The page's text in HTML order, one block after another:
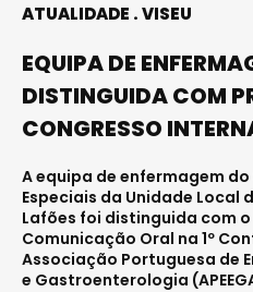
ATUALIDADE VISEU
EQUIPA DE
DISTINGUIDA COM
CONGRESSO
A equipa de enfermagem do
Especiais da Unidade Local
Lafões foi distinguida com
Comunicação Oral na 1º
Associação Portuguesa de
e Gastroenterologia